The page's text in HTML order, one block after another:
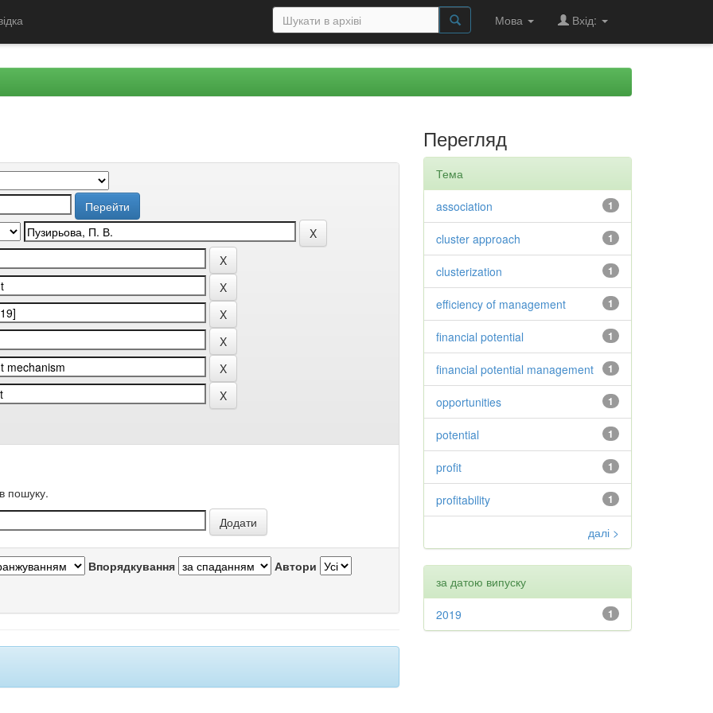
Мова Вхід:
пошуку.
Впорядкування Автори
Перегляд
Тема
1
association
1
cluster approach
1
clusterization
1
efficiency of management
1
financial potential
1
financial potential management
1
opportunities
1
potential
1
profit
1
profitability
далі >
за датою випуску
1
2019